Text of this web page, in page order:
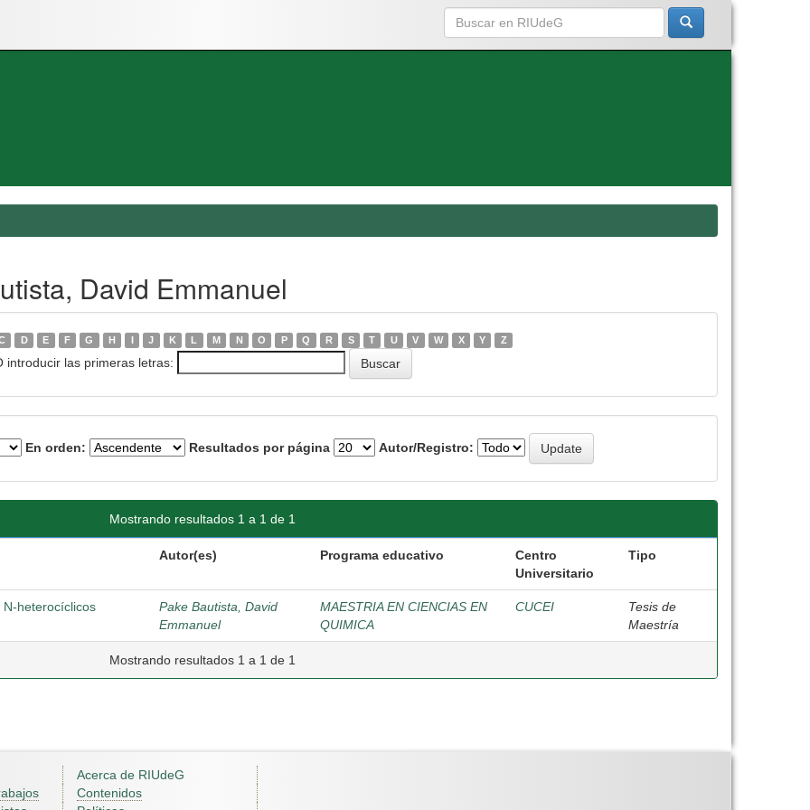
David Emmanuel
D E F G H I J K L M N O P Q R S T U V W X Y Z
introducir las primeras letras:
En orden: Resultados por página Autor/Registro:
Mostrando resultados 1 a 1 de 1
Autor(es) Programa educativo
Centro
Universitario
Tipo
heterocíclicos
Pake Bautista, David
Emmanuel
MAESTRIA EN CIENCIAS EN
QUIMICA
CUCEI
Tesis de
Maestría
Mostrando resultados 1 a 1 de 1
Acerca de RIUdeG
Contenidos